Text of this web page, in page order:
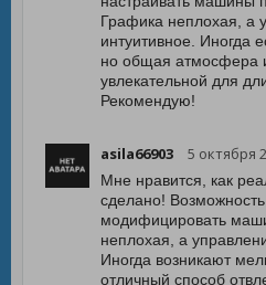
Графика неплохая, а
интуитивное. Иногда
но общая атмосфера
увлекательной для
Рекомендую!
asila66903 5 октября
Мне нравится, как
сделано!
модифицировать
неплохая, а
Иногда возникают
отличный способ